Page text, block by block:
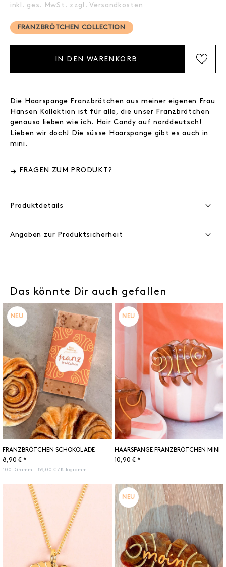
inkl. ges. MwSt. zzgl.Versandkosten
FRANZBRÖTCHEN COLLECTION
IN DEN WARENKORB
Die Haarspange Franzbrötchen aus meiner eigenen Frau
Hansen Kollektion ist für alle, die unser Franzbrötchen
genauso lieben wie ich. Hair Candy auf norddeutsch!
Lieben wir doch! Die süsse Haarspange gibt es auch in
mini.
FRAGEN ZUM PRODUKT?
Produktdetails
Angaben zur Produktsicherheit
Das könnte Dir auch gefallen
NEU
FRANZBRÖTCHEN SCHOKOLADE
8,90 € *
100 Gramm | 89,00 € / Kilogramm
NEU
HAARSPANGE FRANZBRÖTCHEN MINI
10,90 € *
NEU